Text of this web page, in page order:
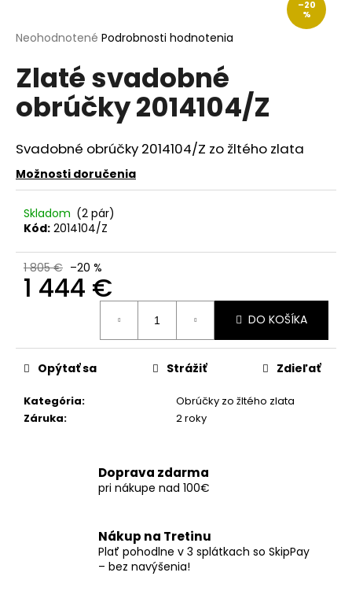
Priemerné
produktu
je
z
hviezdičiek.
Neohodnotené Podrobnosti hodnotenia
Zlaté svadobné
obrúčky 2014104/Z
Svadobné obrúčky 2014104/Z zo žltého zlata
Možnosti doručenia
Skladom (2 pár)
Kód: 2014104/Z
1 805 € –20 %
1 444 €
DO KOŠÍKA
Kategória:
Obrúčky zo žltého zlata
Záruka: 2 roky
Opýtať sa Strážiť Zdieľať
–20
%
Doprava zdarma
pri nákupe nad 100€
Nákup na Tretinu
Plať pohodlne v 3 splátkach so SkipPay
– bez navýšenia!
j
ť
?
O
d
p
č
a
e